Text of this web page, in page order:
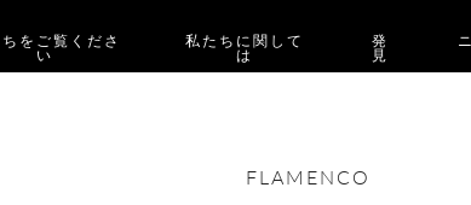
をご覧くださ
い
私たちに関して
は
発
見
FLAMENCO